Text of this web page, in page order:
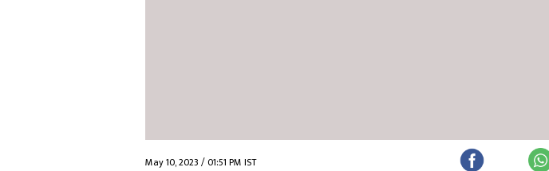
May 10, 2023 / 01:51 PM IST